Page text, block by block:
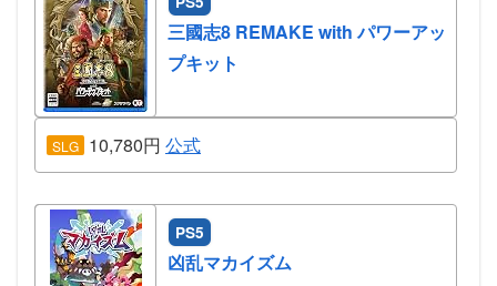
三國志8 REMAKE with パワーアッ
プキット
SLG 10,780円 公式
PS5
凶乱マカイズム